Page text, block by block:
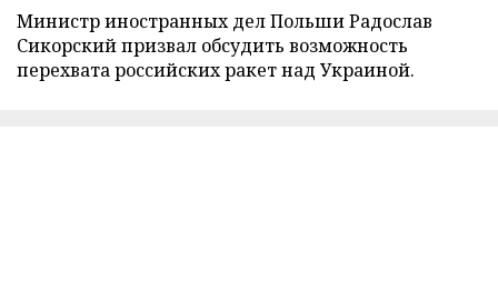
Министр иностранных дел Польши Радослав
Сикорский призвал обсудить возможность
перехвата российских ракет над Украиной.